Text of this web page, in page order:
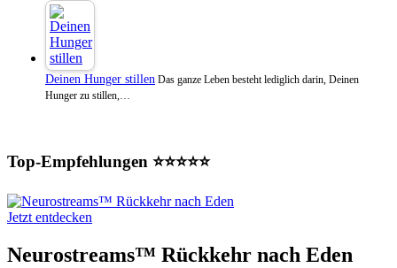
Deinen Hunger stillen Das ganze Leben besteht lediglich darin, Deinen
Hunger zu stillen,…
Top-Empfehlungen ⭐⭐⭐⭐⭐
Jetzt entdecken
Neurostreams™ Rückkehr nach Eden